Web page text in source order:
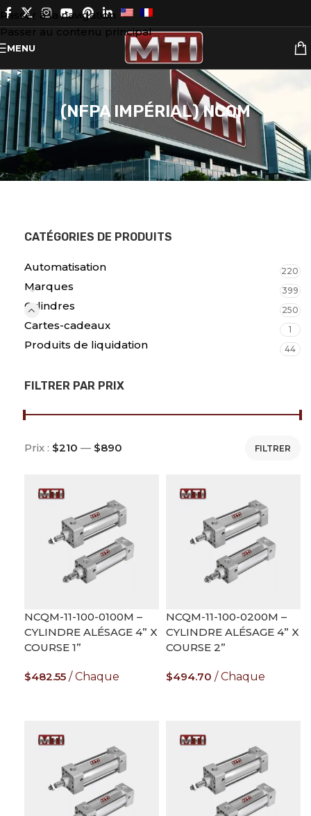
Passer à la navigation
Passer au contenu principal
MENU
(NFPA IMPÉRIAL) NCQM
CATÉGORIES DE PRODUITS
Automatisation 220
Marques 399
Cylindres 250
Cartes-cadeaux 1
Produits de liquidation 44
FILTRER PAR PRIX
FILTRER
Prix : $210 — $890
NCQM-11-100-0100M –
CYLINDRE ALÉSAGE 4” X
COURSE 1”
$482.55 Chaque
NCQM-11-100-0200M –
CYLINDRE ALÉSAGE 4” X
COURSE 2”
$494.70 Chaque